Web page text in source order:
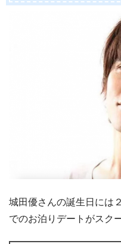
城田優さんの誕生日には
でのお泊りデートがスク